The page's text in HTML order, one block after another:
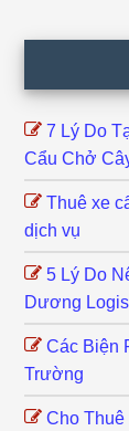
7 Lý Do
Cẩu Chở
Thuê xe
dịch vụ
5 Lý Do
Dương
Các Biện
Trường
Cho Thuê